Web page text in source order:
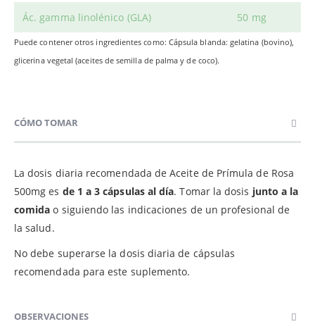
Ác. gamma linolénico (GLA) 50 mg
Puede contener otros ingredientes como: Cápsula blanda: gelatina (bovino),
glicerina vegetal (aceites de semilla de palma y de coco).
CÓMO TOMAR
La dosis diaria recomendada de Aceite de Prímula de Rosa
500mg es de 1 a 3 cápsulas al día. Tomar la dosis junto a la
comida o siguiendo las indicaciones de un profesional de
la salud.
No debe superarse la dosis diaria de cápsulas
recomendada para este suplemento.
OBSERVACIONES